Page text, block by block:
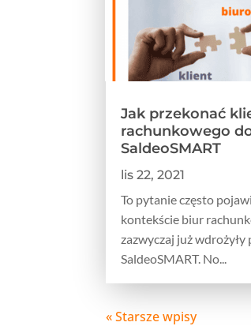
Jak przekonać
rachunkowego
SaldeoSMART
lis 22, 2021
To pytanie często
kontekście biur
zazwyczaj już wdrożyły
SaldeoSMART. No...
« Starsze wpisy